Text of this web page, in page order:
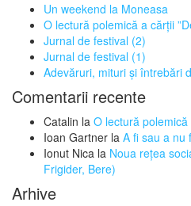
Un weekend la Moneasa
O lectură polemică a cărții
Jurnal de festival (2)
Jurnal de festival (1)
Adevăruri, mituri și întrebări
Comentarii recente
Catalin la O lectură polemică
Ioan Gartner la A fi sau a
Ionut Nica la Noua rețea
Frigider, Bere)
Arhive